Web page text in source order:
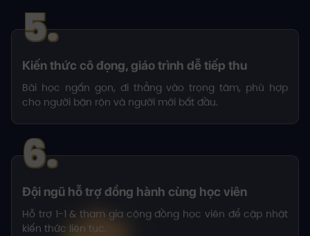
5.
Kiến thức cô đọng, giáo trình dễ tiếp thu
Bài học ngắn gọn, đi thẳng vào trọng tâm, phù hợp
cho người bận rộn và người mới bắt đầu.
6.
Đội ngũ hỗ trợ đồng hành cùng học viên
Hỗ trợ 1-1 & tham gia cộng đồng học viên để cập nhật
kiến thức liên tục.